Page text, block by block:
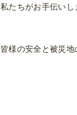
私たちがお手伝いし
皆様の安全と被災地